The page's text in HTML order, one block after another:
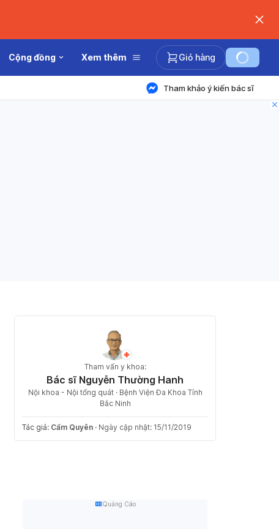
Cộng đồng Xem thêm Giỏ hàng
Tham khảo ý kiến bác sĩ
Tham vấn y khoa:
Bác sĩ Nguyễn Thường Hanh
Nội khoa - Nội tổng quát · Bệnh Viện Đa Khoa Tỉnh
Bắc Ninh
Tác giả: Cẩm Quyên · Ngày cập nhật: 15/11/2019
Quảng Cáo